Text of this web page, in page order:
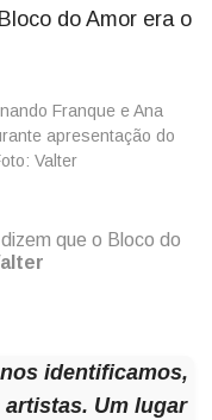
do Amor era o
que o Bloco do
identificamos,
Um lugar